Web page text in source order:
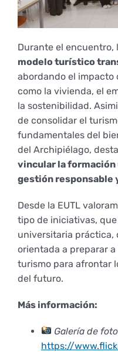
Durante el encuentro,
modelo turístico
abordando el impacto
como la vivienda, el
la sostenibilidad.
de consolidar el
fundamentales del
del Archipiélago,
vincular la
gestión responsable
Desde la EUTL
tipo de iniciativas,
universitaria práctica,
orientada a preparar
turismo para afrontar
del futuro.
Más información:
Galería de
https://